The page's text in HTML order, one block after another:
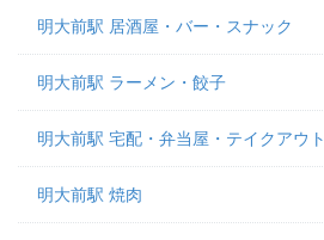
明大前駅 居酒屋・バー・スナック
明大前駅 ラーメン・餃子
明大前駅 宅配・弁当屋・テイクアウト
明大前駅 焼肉